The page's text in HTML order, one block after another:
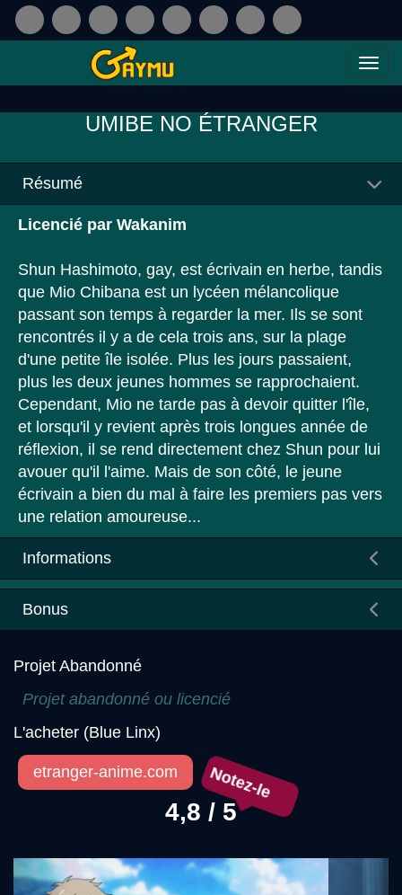
UMIBE NO ÉTRANGER
Résumé
Licencié par Wakanim
Shun Hashimoto, gay, est écrivain en herbe, tandis
que Mio Chibana est un lycéen mélancolique
passant son temps à regarder la mer. Ils se sont
rencontrés il y a de cela trois ans, sur la plage
d'une petite île isolée. Plus les jours passaient,
plus les deux jeunes hommes se rapprochaient.
Cependant, Mio ne tarde pas à devoir quitter l'île,
et lorsqu'il y revient après trois longues année de
réflexion, il se rend directement chez Shun pour lui
avouer qu'il l'aime. Mais de son côté, le jeune
écrivain a bien du mal à faire les premiers pas vers
une relation amoureuse...
Informations
Bonus
Projet Abandonné
Projet abandonné ou licencié
L'acheter (Blue Linx)
etranger-anime.com Notez-le
4,8 / 5
Précédent